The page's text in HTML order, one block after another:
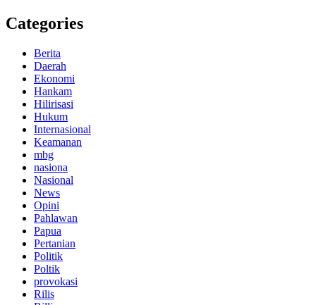
Categories
Berita
Daerah
Ekonomi
Hankam
Hilirisasi
Hukum
Internasional
Keamanan
mbg
nasiona
Nasional
News
Opini
Pahlawan
Papua
Pertanian
Politik
Poltik
provokasi
Rilis